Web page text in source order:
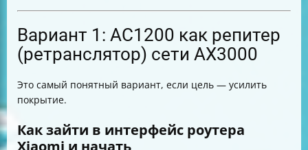
Вариант 1: AC1200 как репитер
(ретранслятор) сети AX3000
Это самый понятный вариант, если цель — усилить
покрытие.
Как зайти в интерфейс роутера
Xiaomi и начать